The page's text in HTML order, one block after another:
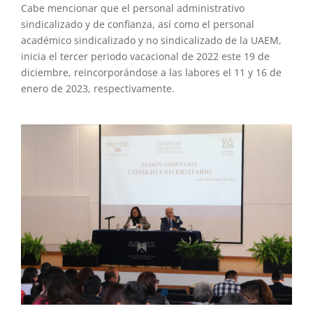
Cabe mencionar que el personal administrativo
sindicalizado y de confianza, así como el personal
académico sindicalizado y no sindicalizado de la UAEM,
inicia el tercer periodo vacacional de 2022 este 19 de
diciembre, reincorporándose a las labores el 11 y 16 de
enero de 2023, respectivamente.